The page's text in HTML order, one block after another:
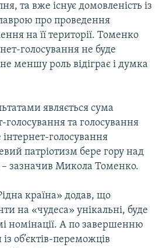
та вже існує домовленість із
про проведення
на її території. Томенко
голосування не буде
меншу роль відіграє і думка
являється сума
голосування та голосування
голосування
патріотизм бере гору над
зазначив Микола Томенко.
країна» додав, що
на «чудеса» унікальні, буде
номінації. А по завершенню
об’єктів-переможців